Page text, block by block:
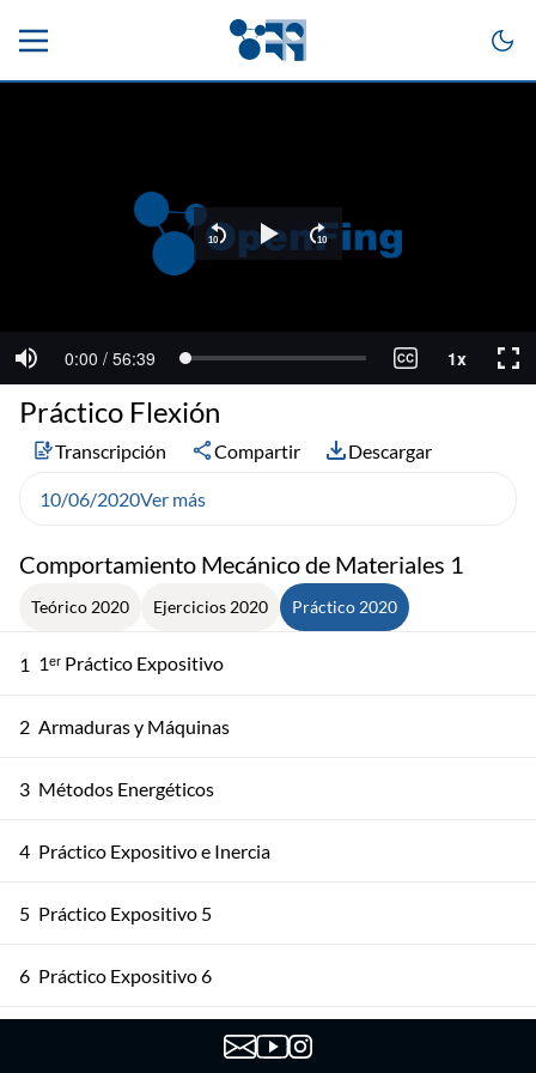
Comportamiento Mecánico de Materiales 1
Teórico 2020 Ejercicios 2020 Práctico 2020
1 1ᵉʳ Práctico Expositivo
2 Armaduras y Máquinas
3 Métodos Energéticos
4 Práctico Expositivo e Inercia
5 Práctico Expositivo 5
6 Práctico Expositivo 6
Práctico Flexión
Transcripción Compartir Descargar
10/06/2020Ver más